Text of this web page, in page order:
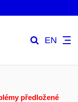
EN
předložené